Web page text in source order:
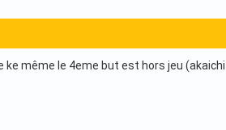
même le 4eme but est hors jeu